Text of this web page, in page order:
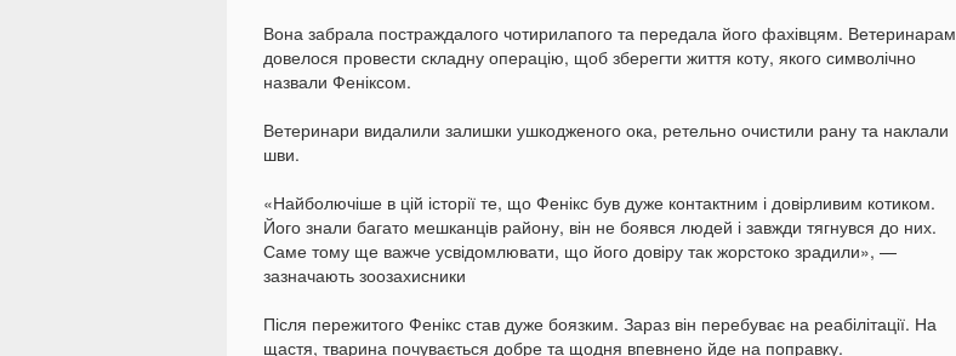
Вона забрала постраждалого чотирилапого та передала його фахівцям. Ветеринарам
довелося провести складну операцію, щоб зберегти життя коту, якого символічно
назвали Феніксом.
Ветеринари видалили залишки ушкодженого ока, ретельно очистили рану та наклали
шви.
«Найболючіше в цій історії те, що Фенікс був дуже контактним і довірливим котиком.
Його знали багато мешканців району, він не боявся людей і завжди тягнувся до них.
Саме тому ще важче усвідомлювати, що його довіру так жорстоко зрадили», —
зазначають зоозахисники
Після пережитого Фенікс став дуже боязким. Зараз він перебуває на реабілітації. На
щастя, тварина почувається добре та щодня впевнено йде на поправку.